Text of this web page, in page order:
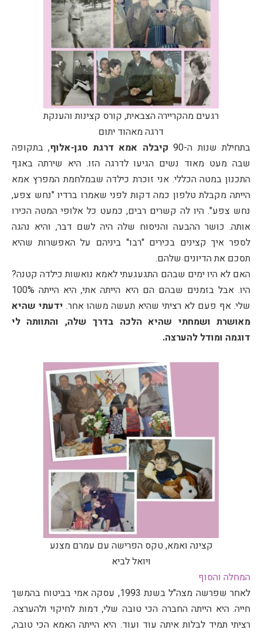
רגעים מהקריירה הצבאית, קורס קצינות והענקת
דרגה מאהוד יתום
בתחילת שנות ה-90
קיבלה אמא דרגת סגן-אלוף, בתקופה
שבה מעט מאוד נשים הגיעו לדרגה הזו. היא שירתה באגף
התכנון במטה הכללי. אני זוכרת כילדה שבמלחמת המפרץ אמא
הייתה מקבלת טלפון כמה דקות לפני שאמרו ברדיו "נחש צפע,
נחש צפע". היו לה קשרים רבים, כמעט כל אלופי המטה הכירו
אותה. כושר ההבעה והניסוח שלה היה לשם דבר, והיא נהגה
לספר איך קצינים בכירים "רבו" ביניהם על האפשרות שהיא
תסכם את הדיונים שלהם.
האם לא היו ימים שבהם התגעגעתי לאמא נואשות כילדה קטנה?
היו. אבל בזמנים שבהם הם היא הייתה אתי, היא הייתה 100%
שלי. אף פעם לא רציתי שהיא תעשה משהו אחר. ידעתי שהיא
מאושרת ושמחתי שהיא הלכה בדרך שלה, והתוותה לי
דוגמה ומודל להערצה.
קצינה ואמא, טקס הפרישה עם עמרם מצנע
ויואל לביא
המחלה והסוף
לאחר שפרשה מצה"ל בשנת 1993, עסקה אמי בביטוח בהמשך
חייה. היא הייתה החברה הכי טובה שלי, דמות לחיקוי ולהערצה.
רציתי תמיד לבלות איתה עוד ועוד. היא הייתה האמא הכי טובה,